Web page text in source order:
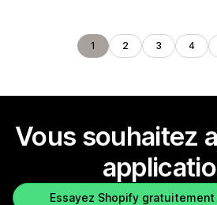
1 2 3 4
Vous souhaitez
Essayez Shopify